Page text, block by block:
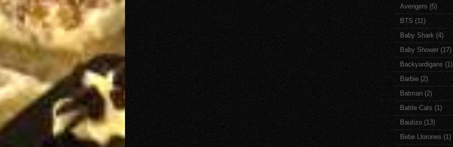
Avengers (5)
BTS (11)
Baby Shark (4)
Baby Shower (17)
Backyardigans (1)
Barbie (2)
Batman (2)
Battle Cats (1)
Bautizo (13)
Bebe Llorones (1)